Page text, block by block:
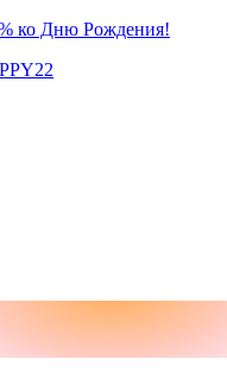
ко Дню Рождения!